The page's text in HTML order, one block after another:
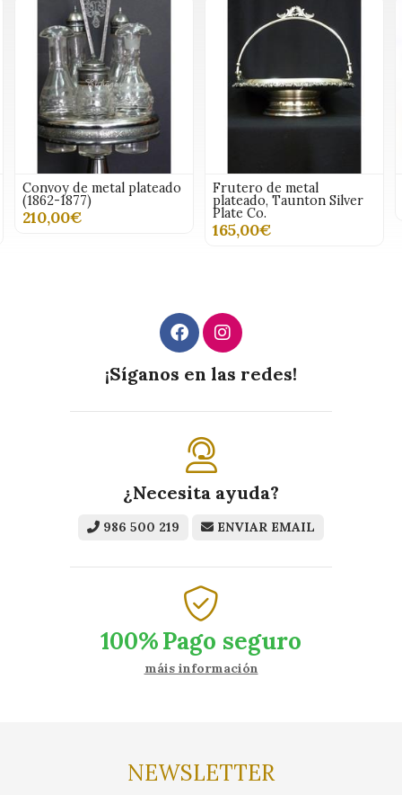
Frutero de metal
plateado, Taunton Silver
Plate Co.
165,00€
Jarra de estaño
148,00€
¡Síganos en las redes!
¿Necesita ayuda?
986 500 219 ENVIAR EMAIL
100%Pago seguro
máis información
NEWSLETTER